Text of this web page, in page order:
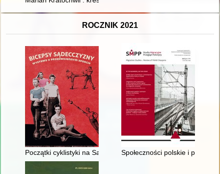
ROCZNIK 2021
Początki cyklistyki na SądecczyźnieSpołeczności polskie i